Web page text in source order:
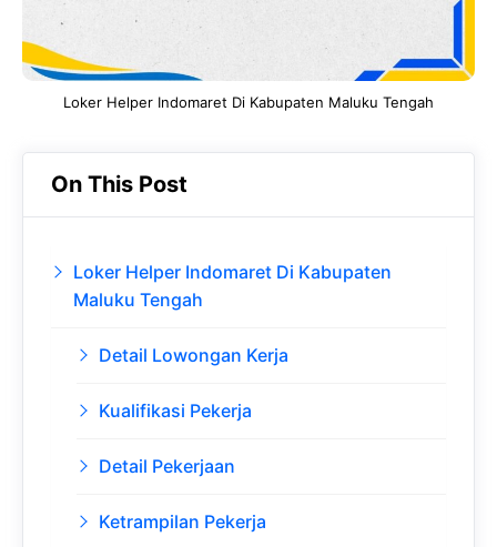
Loker Helper Indomaret Di Kabupaten Maluku Tengah
On This Post
Loker Helper Indomaret Di Kabupaten
Maluku Tengah
Detail Lowongan Kerja
Kualifikasi Pekerja
Detail Pekerjaan
Ketrampilan Pekerja